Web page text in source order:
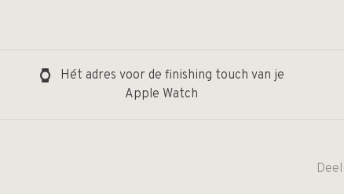
Hét adres voor de finishing touch van je
Apple Watch